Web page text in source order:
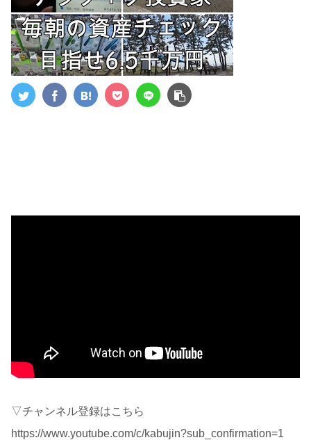
▽チャンネル登録はこちら
https://www.youtube.com/c/kabujin?sub_confirmation=1